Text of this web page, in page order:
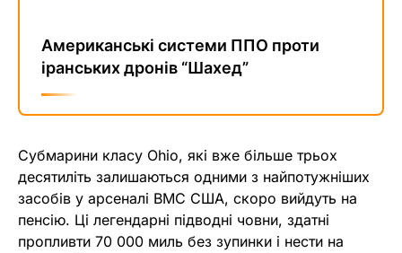
Американські системи ППО проти
іранських дронів “Шахед”
Субмарини класу Ohio, які вже більше трьох
десятиліть залишаються одними з найпотужніших
засобів у арсеналі ВМС США, скоро вийдуть на
пенсію. Ці легендарні підводні човни, здатні
пропливти 70 000 миль без зупинки і нести на